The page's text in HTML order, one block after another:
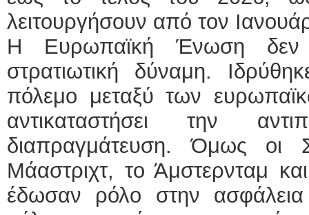
λειτουργήσουν από τον
Η Ευρωπαϊκή Ένωση δεν
στρατιωτική δύναμη.
πόλεμο μεταξύ των
αντικαταστήσει την
διαπραγμάτευση. Όμως οι
Μάαστριχτ, το Άμστερνταμ
έδωσαν ρόλο στην